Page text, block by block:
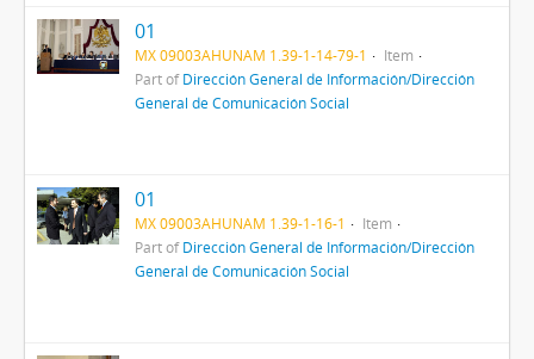
01
MX 09003AHUNAM 1.39-1-14-79-1
Item
Part ofDirección General de Información/Dirección
General de Comunicación Social
01
MX 09003AHUNAM 1.39-1-16-1
Item
Part ofDirección General de Información/Dirección
General de Comunicación Social